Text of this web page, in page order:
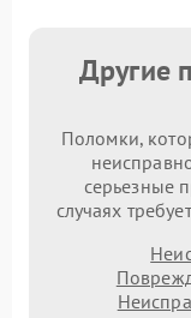
Другие
Поломки,
серьезные
случаях